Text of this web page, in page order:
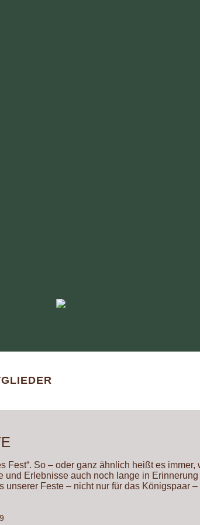
Fest“. So – oder ganz ähnlich heißt es
und Erlebnisse auch noch lange in
unserer Feste – nicht nur für das Königspaar